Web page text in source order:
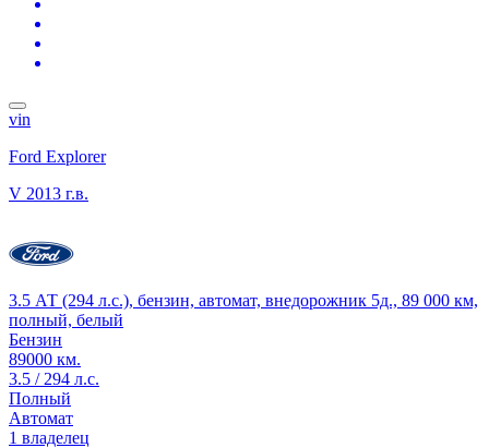
vin
Ford Explorer
V 2013 г.в.
3.5 АТ (294 л.с.), бензин, автомат, внедорожник 5д., 89 000 км,
полный, белый
Бензин
89000 км.
3.5 / 294 л.с.
Полный
Автомат
1 владелец